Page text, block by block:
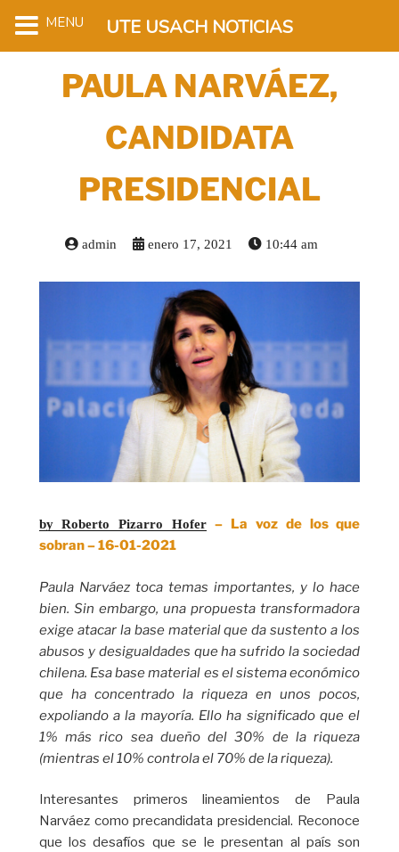
PAULA NARVÁEZ,
CANDIDATA
PRESIDENCIAL
admin enero 17, 2021 10:44 am
by Roberto Pizarro Hofer – La voz de los que
sobran – 16-01-2021
Paula Narváez toca temas importantes, y lo hace
bien. Sin embargo, una propuesta transformadora
exige atacar la base material que da sustento a los
abusos y desigualdades que ha sufrido la sociedad
chilena. Esa base material es el sistema económico
que ha concentrado la riqueza en unos pocos,
expoliando a la mayoría. Ello ha significado que el
1% más rico sea dueño del 30% de la riqueza
(mientras el 10% controla el 70% de la riqueza).
Interesantes primeros lineamientos de Paula
Narváez como precandidata presidencial. Reconoce
que los desafíos que se le presentan al país son
MENU UTE USACH NOTICIAS